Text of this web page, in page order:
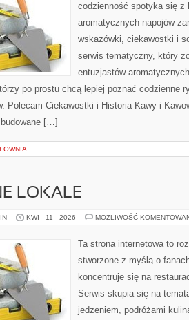
codzienność spotyka się z
aromatycznych napojów
wskazówki, ciekawostki i
serwis tematyczny, który
entuzjastów
po prostu chcą lepiej poznać codzienne
Polecam Ciekawostki i Historia Kawy i
[…]
LOKALE
KWI - 11 - 2026 MOŻLIWOŚĆ
Ta strona internetowa to
stworzone z myślą o
koncentruje się na
Serwis skupia się na
jedzeniem, podróżami